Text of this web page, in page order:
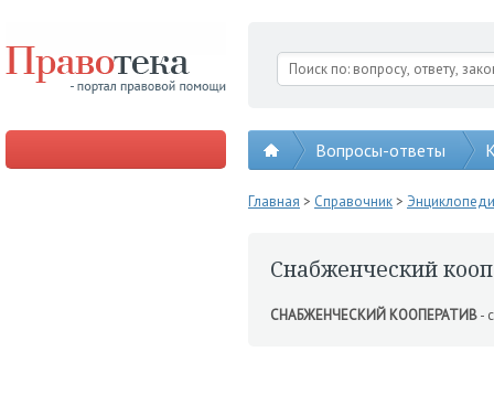
Вопросы-ответы
Главная > Справочник>
Снабженческий
СНАБЖЕНЧЕСКИЙ КООПЕРАТИВ-